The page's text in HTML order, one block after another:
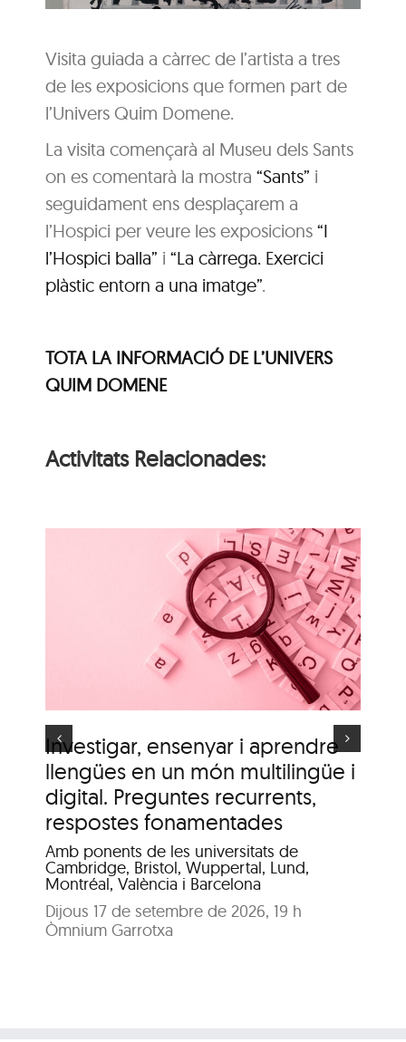
Visita guiada a càrrec de l’artista a tres
de les exposicions que formen part de
l’Univers Quim Domene.
La visita començarà al Museu dels Sants
on es comentarà la mostra “Sants” i
seguidament ens desplaçarem a
l’Hospici per veure les exposicions “I
l’Hospici balla” i “La càrrega. Exercici
plàstic entorn a una imatge”.
TOTA LA INFORMACIÓ DE L’UNIVERS
QUIM DOMENE
Activitats Relacionades:
Investigar, ensenyar i aprendre
llengües en un món multilingüe i
digital. Preguntes recurrents,
respostes fonamentades
Amb ponents de les universitats de
Cambridge, Bristol, Wuppertal, Lund,
Montréal, València i Barcelona
Dijous 17 de setembre de 2026, 19 h
Òmnium Garrotxa
Itinerari personal: “El
clima urbà de la ciutat
d’Olot”